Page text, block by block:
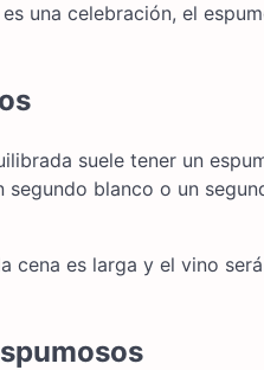
una celebración, el
suele tener un
segundo blanco o un
cena es larga y el vino será